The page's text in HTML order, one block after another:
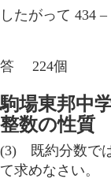
したがって 434 –
答 224個
駒場東邦中
整数の性質
(3) 既約分数で
て求めなさい。